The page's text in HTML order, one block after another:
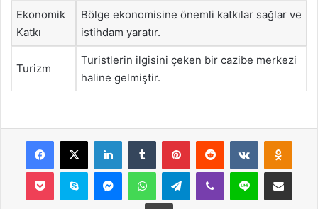
Ekonomik
Katkı
Bölge ekonomisine önemli katkılar sağlar ve
istihdam yaratır.
Turizm
Turistlerin ilgisini çeken bir cazibe merkezi
haline gelmiştir.
Facebook
X LinkedInTumblr PinterestReddit VKontakte
Pocket Skype MessengerWhatsAppTelegramViber Line E-Posta ile
Yazdır